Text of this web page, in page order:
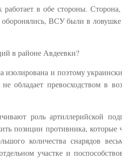
в обе стороны. Сторона,
ВСУ были в
в районе Авдеевки?
и поэтому
обладает превосходством в
роль артиллерийской
позиции противника, которые
количества снарядов
участке и